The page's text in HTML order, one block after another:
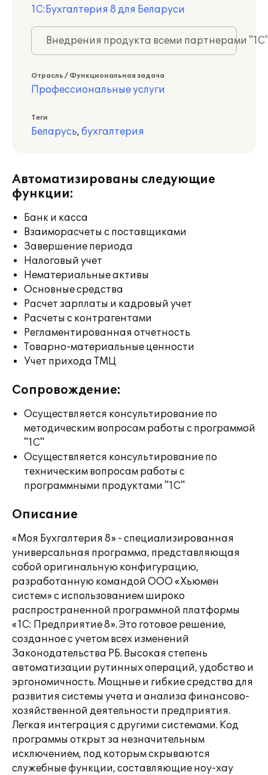
1С:Бухгалтерия 8 для Беларуси
Внедрения продукта всеми партнерами
Отрасль / Функциональная задача
Профессиональные услуги
Теги
Беларусь, бухгалтерия
Автоматизированы следующие
функции:
Банк и касса
Взаиморасчеты с поставщиками
Завершение периода
Налоговый учет
Нематериальные активы
Основные средства
Расчет зарплаты и кадровый учет
Расчеты с контрагентами
Регламентированная отчетность
Товарно-материальные ценности
Учет прихода ТМЦ
Сопровождение:
Осуществляется консультирование по
методическим вопросам работы с программой
"1С"
Осуществляется консультирование по
техническим вопросам работы с
программными продуктами "1С"
Описание
«Моя Бухгалтерия 8» - специализированная
универсальная программа, представляющая
собой оригинальную конфигурацию,
разработанную командой ООО «Хьюмен
систем» с использованием широко
распространенной программной платформы
«1С: Предприятие 8». Это готовое решение,
созданное с учетом всех изменений
Законодательства РБ. Высокая степень
автоматизации рутинных операций, удобство и
эргономичность. Мощные и гибкие средства для
развития системы учета и анализа финансово-
хозяйственной деятельности предприятия.
Легкая интеграция с другими системами. Код
программы открыт за незначительным
исключением, под которым скрываются
служебные функции, составляющие ноу-хау